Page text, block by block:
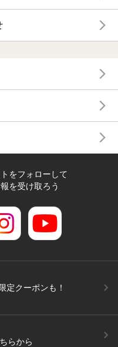
をフォローして
を受け取ろう
定クーポンも！
らから